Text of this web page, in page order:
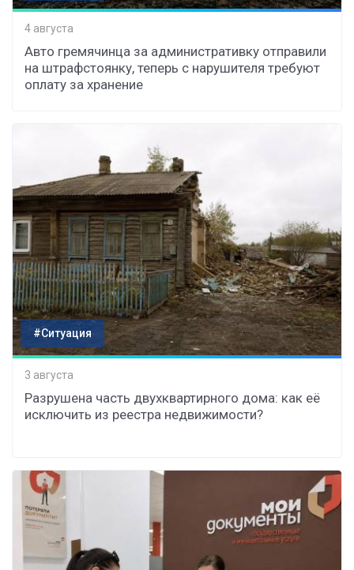
4 августа
Авто гремячинца за административку отправили
на штрафстоянку, теперь с нарушителя требуют
оплату за хранение
#Ситуация
3 августа
Разрушена часть двухквартирного дома: как её
исключить из реестра недвижимости?